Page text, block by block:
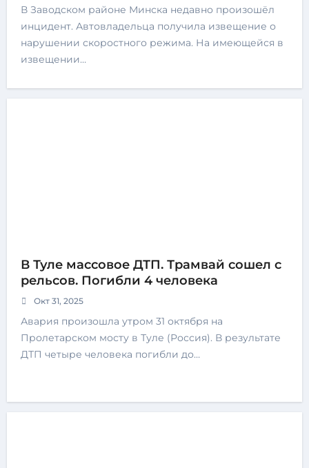
В Заводском районе Минска недавно произошёл
инцидент. Автовладельца получила извещение о
нарушении скоростного режима. На имеющейся в
извещении…
В Туле массовое ДТП. Трамвай сошел с
рельсов. Погибли 4 человека
Окт 31, 2025
Авария произошла утром 31 октября на
Пролетарском мосту в Туле (Россия). В результате
ДТП четыре человека погибли до…